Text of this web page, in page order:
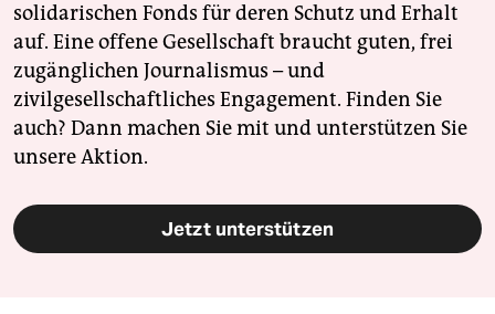
solidarischen Fonds für deren Schutz und Erhalt
auf. Eine offene Gesellschaft braucht guten, frei
zugänglichen Journalismus – und
zivilgesellschaftliches Engagement. Finden Sie
auch? Dann machen Sie mit und unterstützen Sie
unsere Aktion.
Jetzt unterstützen